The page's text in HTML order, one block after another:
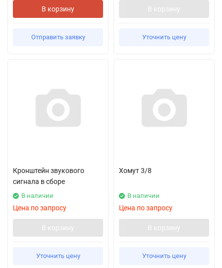
В корзину
Отправить заявку
В корзину
Уточнить цену
Кронштейн звукового
сигнала в сборе
В наличии
Цена по запросу
В корзину
Уточнить цену
Хомут 3/8
В наличии
Цена по запросу
В корзину
Уточнить цену